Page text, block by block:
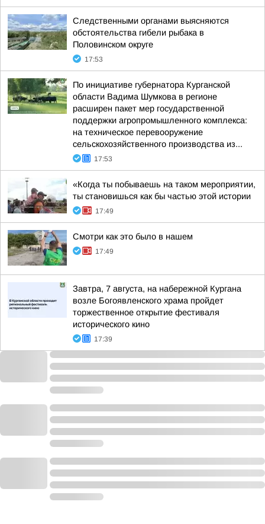
Следственными органами выясняются
обстоятельства гибели рыбака в
Половинском округе
17:53
По инициативе губернатора Курганской
области Вадима Шумкова в регионе
расширен пакет мер государственной
поддержки агропромышленного комплекса:
на техническое перевооружение
сельскохозяйственного производства из...
17:53
«Когда ты побываешь на таком мероприятии,
ты становишься как бы частью этой истории
17:49
Смотри как это было в нашем
17:49
Завтра, 7 августа, на набережной Кургана
возле Богоявленского храма пройдет
торжественное открытие фестиваля
исторического кино
17:39